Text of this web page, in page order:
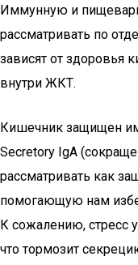
Иммунную и
рассматривать по
зависят от здоровья
внутри ЖКТ.
Кишечник защищен
Secretory IgA
рассматривать как
помогающую нам
К сожалению, стресс
что тормозит